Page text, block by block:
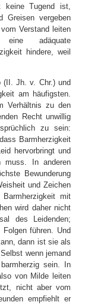
keine Tugend ist,
Greisen vergeben
Verstand leiten
adäquate
hindere, weil
(II. Jh. v. Chr.) und
am häufigsten.
Verhältnis zu den
Recht unwillig
zu sein:
Barmherzigkeit
hervorbringt und
muss. In anderen
Bewunderung
und Zeichen
mit
wird daher nicht
des Leidenden;
führen. Und
dann ist sie als
wenn jemand
sein. In
von Milde leiten
nicht aber vom
empfiehlt er